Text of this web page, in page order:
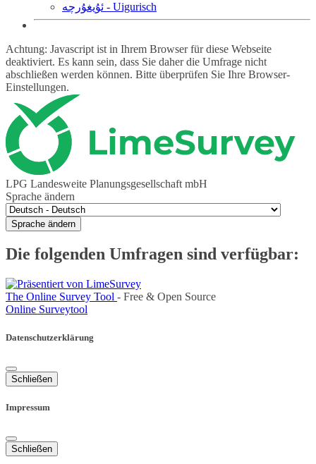
ئۇيغۇرچە - Uigurisch
Achtung: Javascript ist in Ihrem Browser für diese Webseite
deaktiviert. Es kann sein, dass Sie daher die Umfrage nicht
abschließen werden können. Bitte überprüfen Sie Ihre Browser-
Einstellungen.
LPG Landesweite Planungsgesellschaft mbH
Sprache ändern
Sprache ändern
Die folgenden Umfragen sind verfügbar:
The Online Survey Tool - Free & Open Source
Online Surveytool
Datenschutzerklärung
Schließen
Impressum
Schließen